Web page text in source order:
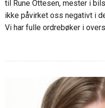
til Rune Ottesen, mester i
ikke påvirket oss negativt i
Vi har fulle ordrebøker i